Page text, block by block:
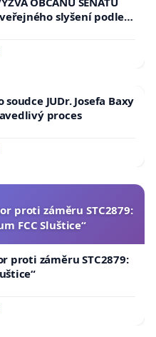
slyšení podle §
návrhu na přijetí
na prezidenta
JUDr. Josefa Baxy
proces
proti záměru STC2879:
FCC Sluštice“
proti záměru STC2879: